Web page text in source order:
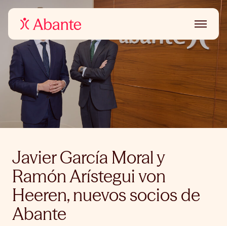
Javier García Moral y
Ramón Arístegui von
Heeren, nuevos socios de
Abante